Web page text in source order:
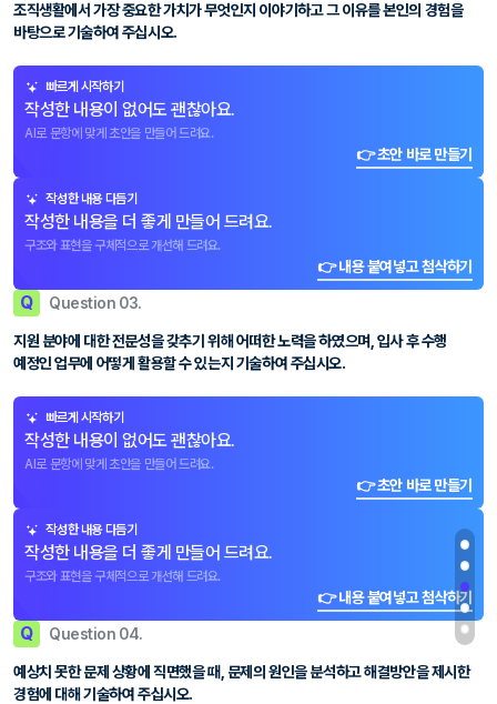
조직생활에서 가장 중요한 가치가 무엇인지 이야기하고 그 이유를 본인의 경험을
바탕으로 기술하여 주십시오.
빠르게 시작하기
작성한 내용이 없어도 괜찮아요.
AI로 문항에 맞게 초안을 만들어 드려요.
👉 초안 바로 만들기
작성한 내용 다듬기
작성한 내용을 더 좋게 만들어 드려요.
구조와 표현을 구체적으로 개선해 드려요.
👉 내용 붙여넣고 첨삭하기
Q Question 03.
지원 분야에 대한 전문성을 갖추기 위해 어떠한 노력을 하였으며, 입사 후 수행
예정인 업무에 어떻게 활용할 수 있는지 기술하여 주십시오.
빠르게 시작하기
작성한 내용이 없어도 괜찮아요.
AI로 문항에 맞게 초안을 만들어 드려요.
👉 초안 바로 만들기
작성한 내용 다듬기
작성한 내용을 더 좋게 만들어 드려요.
구조와 표현을 구체적으로 개선해 드려요.
👉 내용 붙여넣고 첨삭하기
Q Question 04.
예상치 못한 문제 상황에 직면했을 때, 문제의 원인을 분석하고 해결방안을 제시한
경험에 대해 기술하여 주십시오.